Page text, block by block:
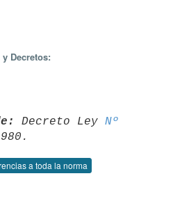
Decretos:
Decreto Ley Nº
a toda la norma